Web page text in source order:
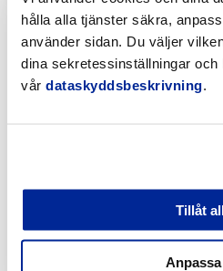
hålla alla tjänster säkra,
använder sidan. Du väljer
dina sekretessinställningar och
vår dataskyddsbeskrivning.
Tillåt
Anpassa
för
att
läsa
artikeln
Förbättringar på Gamla
stränder med hjälp av